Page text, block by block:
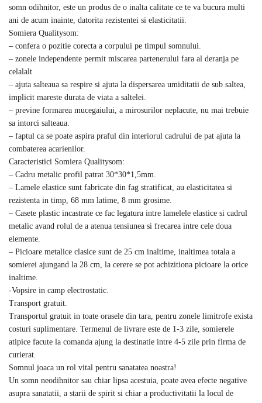
somn odihnitor, este un produs de o inalta calitate ce te va bucura multi
ani de acum inainte, datorita rezistentei si elasticitatii.
Somiera Qualitysom:
– confera o pozitie corecta a corpului pe timpul somnului.
– zonele independente permit miscarea partenerului fara al deranja pe
celalalt
– ajuta salteaua sa respire si ajuta la dispersarea umiditatii de sub saltea,
implicit mareste durata de viata a saltelei.
– previne formarea mucegaiului, a mirosurilor neplacute, nu mai trebuie
sa intorci salteaua.
– faptul ca se poate aspira praful din interiorul cadrului de pat ajuta la
combaterea acarienilor.
Caracteristici Somiera Qualitysom:
– Cadru metalic profil patrat 30*30*1,5mm.
– Lamele elastice sunt fabricate din fag stratificat, au elasticitatea si
rezistenta in timp, 68 mm latime, 8 mm grosime.
– Casete plastic incastrate ce fac legatura intre lamelele elastice si cadrul
metalic avand rolul de a atenua tensiunea si frecarea intre cele doua
elemente.
– Picioare metalice clasice sunt de 25 cm inaltime, inaltimea totala a
somierei ajungand la 28 cm, la cerere se pot achizitiona picioare la orice
inaltime.
-Vopsire in camp electrostatic.
Transport gratuit.
Transportul gratuit in toate orasele din tara, pentru zonele limitrofe exista
costuri suplimentare. Termenul de livrare este de 1-3 zile, somierele
atipice facute la comanda ajung la destinatie intre 4-5 zile prin firma de
curierat.
Somnul joaca un rol vital pentru sanatatea noastra!
Un somn neodihnitor sau chiar lipsa acestuia, poate avea efecte negative
asupra sanatatii, a starii de spirit si chiar a productivitatii la locul de